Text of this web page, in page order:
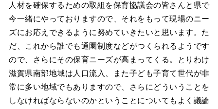
人材を確保するための取組を保育協議会の皆さんと県で
今一緒にやっておりますので、それをもって現場のニー
ズにお応えできるように努めていきたいと思います。た
だ、これから誰でも通園制度などがつくられるようです
ので、さらにその保育ニーズが高まってくる。とりわけ
滋賀県南部地域は人口流入、また子ども子育て世代が非
常に多い地域でもありますので、さらにどういうことを
しなければならないのかということについてもよく議論